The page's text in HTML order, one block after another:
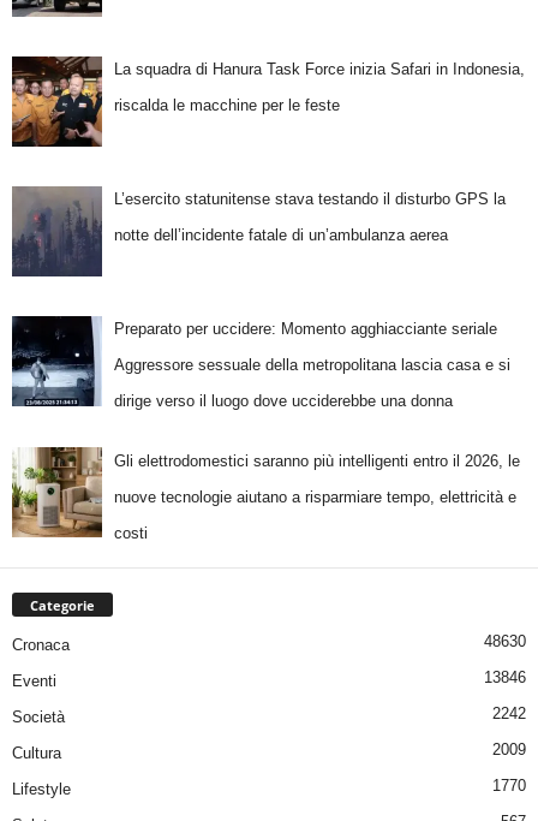
La squadra di Hanura Task Force inizia Safari in Indonesia,
riscalda le macchine per le feste
L’esercito statunitense stava testando il disturbo GPS la
notte dell’incidente fatale di un’ambulanza aerea
Preparato per uccidere: Momento agghiacciante seriale
Aggressore sessuale della metropolitana lascia casa e si
dirige verso il luogo dove ucciderebbe una donna
Gli elettrodomestici saranno più intelligenti entro il 2026, le
nuove tecnologie aiutano a risparmiare tempo, elettricità e
costi
Categorie
Cronaca 48630
Eventi 13846
Società 2242
Cultura 2009
Lifestyle 1770